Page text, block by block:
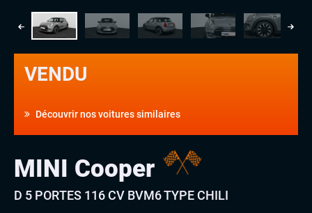
VENDU
Découvrir nos voitures similaires
MINI Cooper
D 5 PORTES 116 CV BVM6 TYPE CHILI